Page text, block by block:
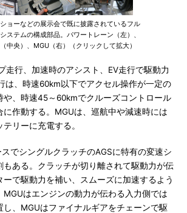
ョーなどの展示会で既に披露されているフル
ステムの構成部品。パワートレーン（左）、
中央）、MGU（右）（クリックして拡大）
走行、加速時のアシスト、EV走行で駆動力
は、時速60km以下でアクセル操作が一定の
や、時速45～60kmでクルーズコントロール
に作動する。MGUは、巡航中や減速時には
リーに充電する。
でシングルクラッチのAGSに特有の変速シ
もある。クラッチが切り離されて駆動力が伝
ーで駆動力を補い、スムーズに加速するよう
MGUはエンジンの動力が伝わる入力側では
し、MGUはファイナルギアをチェーンで駆